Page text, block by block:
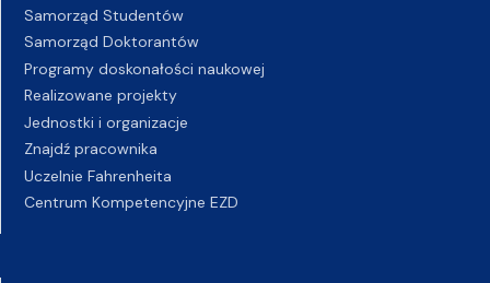
Samorząd Studentów
Samorząd Doktorantów
Programy doskonałości naukowej
Realizowane projekty
Jednostki i organizacje
Znajdź pracownika
Uczelnie Fahrenheita
Centrum Kompetencyjne EZD